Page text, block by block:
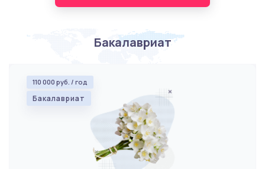
Бакалавриат
110 000 руб. / год
Бакалавриат